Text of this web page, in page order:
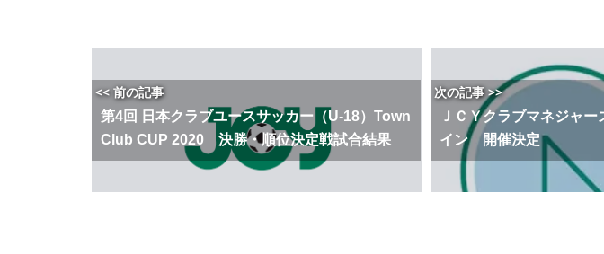
<< 前の記事
第4回 日本クラブユースサッカー（U-18）Town
Club CUP 2020 決勝・順位決定戦試合結果
次の記事 >>
ＪＣＹクラブマネジャ
イン 開催決定